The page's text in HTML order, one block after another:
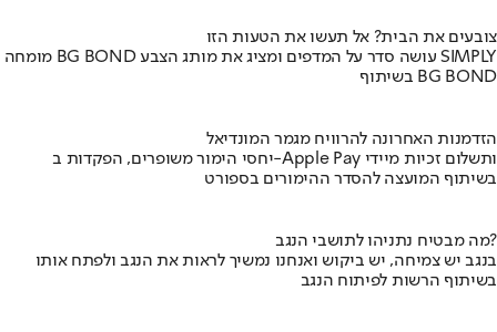
צובעים את הבית? אל תעשו את הטעות הזו
מומחה BG BOND עושה סדר על המדפים ומציג את מותג הצבע SIMPLY
בשיתוף BG BOND
הזדמנות האחרונה להרוויח מגמר המונדיאל
יחסי הימור משופרים, הפקדות ב-Apple Pay ותשלום זכיות מיידי
בשיתוף המועצה להסדר ההימורים בספורט
מה מבטיח נתניהו לתושבי הנגב?
בנגב יש צמיחה, יש ביקוש ואנחנו נמשיך לראות את הנגב ולפתח אותו
בשיתוף הרשות לפיתוח הנגב